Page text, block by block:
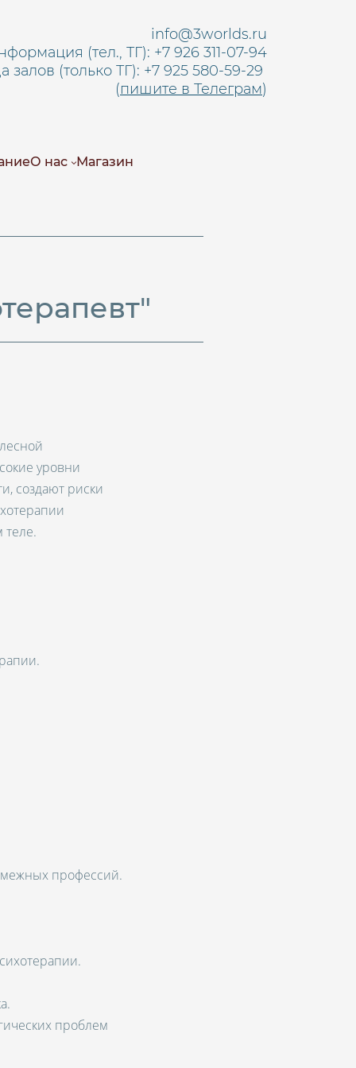
info@3worlds.ru
(тел., ТГ): +7 926 311-07-94
залов (только ТГ): +7 925 580-59-29
(пишите в Телеграм)
О нас Магазин
уровни
создают риски
теле.
профессий.
проблем